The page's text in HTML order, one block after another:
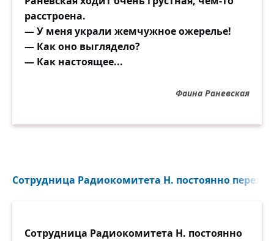
расстроена.
— У меня украли жемчужное ожерелье!
— Как оно выглядело?
— Как настоящее...
Фаина Раневская
Сотрудница Радиокомитета Н. постоянно
Сотрудница Радиокомитета Н. постоянно